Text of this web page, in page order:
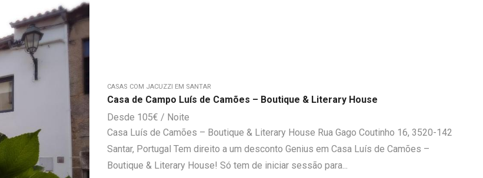
CASAS COM JACUZZI EM SANTAR
Casa de Campo Luís de Camões – Boutique & Literary House
105€
Casa Luís de Camões – Boutique & Literary House Rua Gago Coutinho 16, 3520-142
Santar, Portugal Tem direito a um desconto Genius em Casa Luís de Camões –
Boutique & Literary House! Só tem de iniciar sessão para...